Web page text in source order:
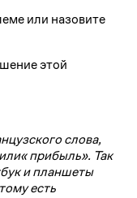
или назовите
этой
слова,
прибыль». Так
и планшеты
есть